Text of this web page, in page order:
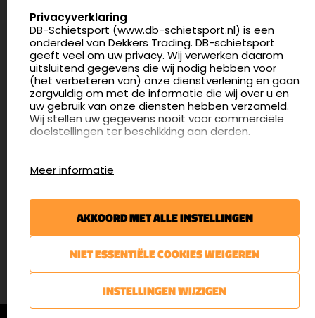
4.8
175 beoordelingen
info@db-schietsport.nl
Openingstijden
Dinsdag en donderdag: 13:00 - 17:00 én 18:00 - 21:00
uur
Afspraak maken
Nieuwsbrief
€5,- kortingsbon voor uw volgende bestelling.
Blijf op de hoogte van het laatste nieuws
© DB-Schietsport 2026 |Algemene voorwaarden|
SELECT LANGUAGE
Privacyverklaring
DB-Schietsport (www.db-schietsport.nl) is een
onderdeel van Dekkers Trading. DB-schietsport
geeft veel om uw privacy. Wij verwerken daarom
uitsluitend gegevens die wij nodig hebben voor
(het verbeteren van) onze dienstverlening en gaan
zorgvuldig om met de informatie die wij over u en
uw gebruik van onze diensten hebben verzameld.
Wij stellen uw gegevens nooit voor commerciële
doelstellingen ter beschikking aan derden.
website gebruiken en hoe effectief de Adwords-
advertenties van Dekkers trading bij Google
zoekresultaatpagina’s zijn. De aldus verkregen
informatie wordt, met inbegrip van het adres van
uw computer (IP-adres), overgebracht naar en
Verenigde Staten. Lees het privacybeleid van
Google voor meer informatie. U treft ook het
Meer informatie
AKKOORD MET ALLE INSTELLINGEN
NIET ESSENTIËLE COOKIES WEIGEREN
INSTELLINGEN WIJZIGEN